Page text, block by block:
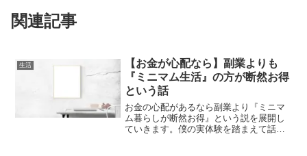
関連記事
生活
【お金が心配なら】副業よりも
『ミニマム生活』の方が断然お得
という話
お金の心配があるなら副業より『ミニマ
ム暮らしが断然お得』という説を展開し
ていきます。僕の実体験を踏まえて話し